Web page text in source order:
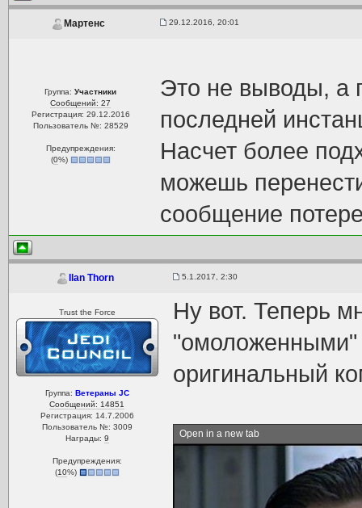
Мартенс 29.12.2016, 20:01
Группа:Участники
Сообщений: 27
Регистрация: 29.12.2016
Пользователь №: 28529
Предупреждения:
(0%)
Это не выводы, а
последней
Насчет более
можешь
сообщение
Ilan Thorn 5.1.2017, 2:30
Trust the Force
Группа: Ветераны JC
Сообщений: 14851
Регистрация: 14.7.2006
Пользователь №: 3009
Награды: 9
Предупреждения:
(10%)
Ну вот. Теперь
"омоложенными"
оригинальный
Open in a new tab